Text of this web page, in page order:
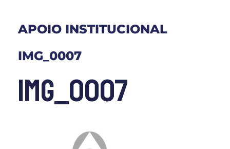
APOIO INSTITUCIONAL
IMG_0007
IMG_0007